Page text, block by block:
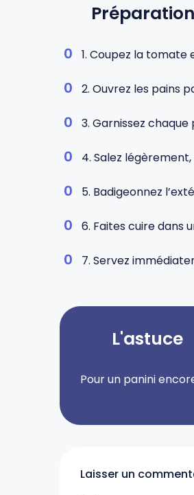
Préparation
1. Coupez la
2. Ouvrez les pains
3. Garnissez
4. Salez
5. Badigeonnez
6. Faites cuire dans
7. Servez
L'astuce
Pour un panini
Laisser un